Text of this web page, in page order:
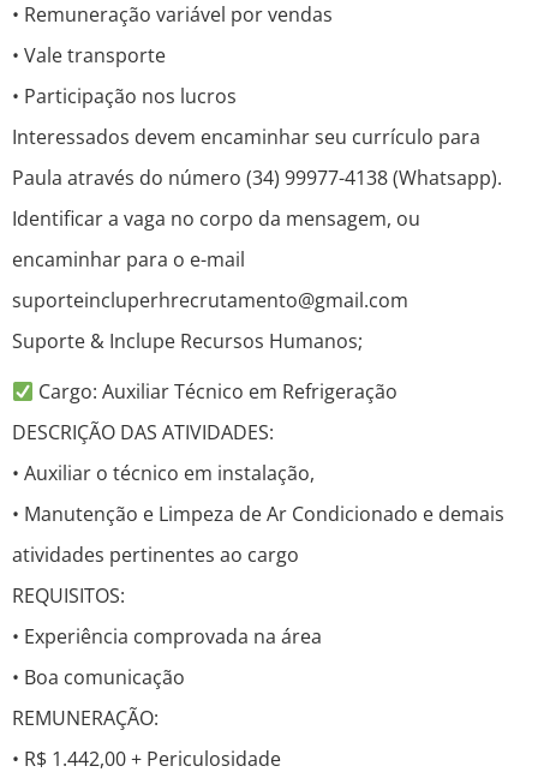
• Remuneração variável por vendas
• Vale transporte
• Participação nos lucros
Interessados devem encaminhar seu currículo para
Paula através do número (34) 99977-4138 (Whatsapp).
Identificar a vaga no corpo da mensagem, ou
encaminhar para o e-mail
suporteincluperhrecrutamento@gmail.com
Suporte & Inclupe Recursos Humanos;
Cargo: Auxiliar Técnico em Refrigeração
DESCRIÇÃO DAS ATIVIDADES:
• Auxiliar o técnico em instalação,
• Manutenção e Limpeza de Ar Condicionado e demais
atividades pertinentes ao cargo
REQUISITOS:
• Experiência comprovada na área
• Boa comunicação
REMUNERAÇÃO:
• R$ 1.442,00 + Periculosidade